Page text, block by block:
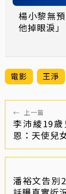
楊小黎無
他掉眼淚」
電影 王淨
← 上一篇
李沛綾19
恩：天使兒
潘裕文告別